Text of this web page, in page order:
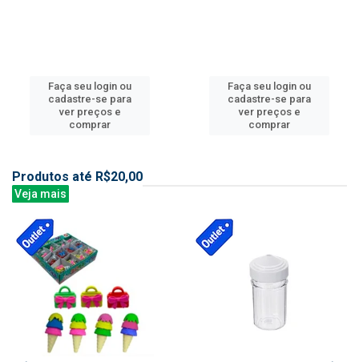
Faça seu login ou
cadastre-se para
ver preços e
comprar
Faça seu login ou
cadastre-se para
ver preços e
comprar
Produtos até R$20,00
Veja mais